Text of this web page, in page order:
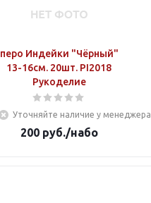
перо Индейки "Чёрный"
13-16см. 20шт. PI2018
Рукоделие
Уточняйте наличие у менеджера
200руб./набо